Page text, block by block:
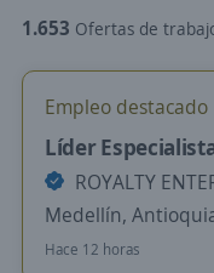
1.653 Ofertas de trabajo de
Empleo destacado
Líder
ROYALTY
Medellín,
Hace 12 horas